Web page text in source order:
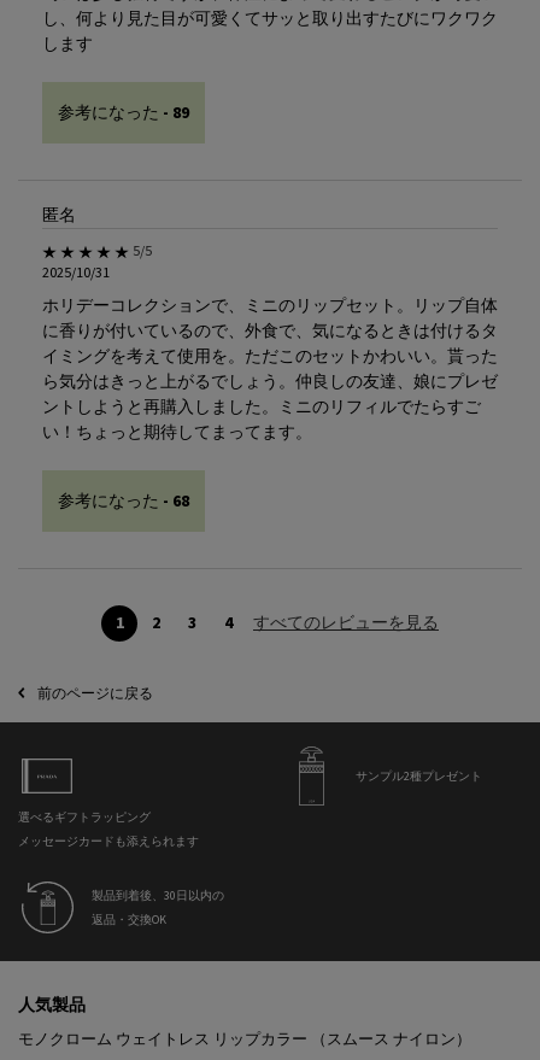
し、何より見た目が可愛くてサッと取り出すたびにワクワク
します
参考になった - 89
匿名
5星中5。
5/5
2025/10/31
ホリデーコレクションで、ミニのリップセット。リップ自体
に香りが付いているので、外食で、気になるときは付けるタ
イミングを考えて使用を。ただこのセットかわいい。貰った
ら気分はきっと上がるでしょう。仲良しの友達、娘にプレゼ
ントしようと再購入しました。ミニのリフィルでたらすご
い！ちょっと期待してまってます。
参考になった - 68
ページ 1/4。 現在のページ
1 2 3 4 すべてのレビューを見る
前のページに戻る
選べるギフトラッピング
メッセージカードも添えられます
サンプル2種プレゼント
製品到着後、30日以内の
返品・交換OK
人気製品
モノクローム ウェイトレス リップカラー （スムース ナイロン）